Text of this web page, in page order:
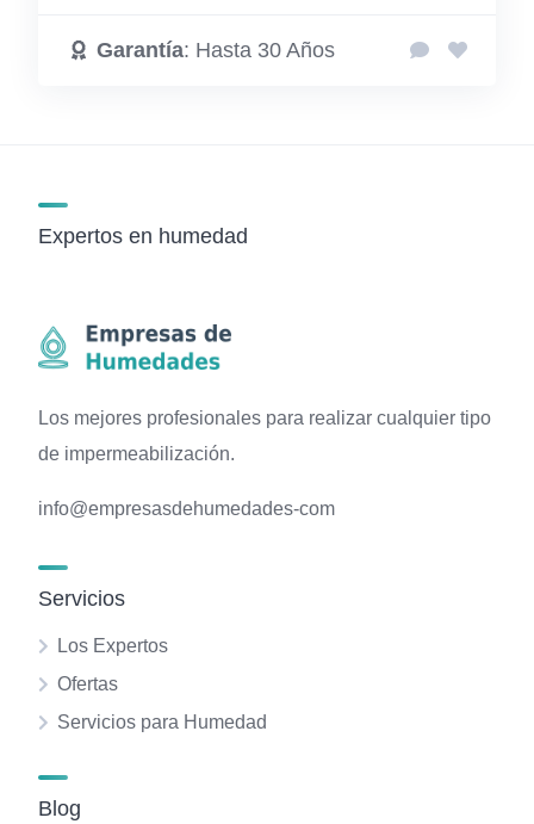
Garantía: Hasta 30 Años
Expertos en humedad
Los mejores profesionales para realizar cualquier tipo
de impermeabilización.
info@empresasdehumedades-com
Servicios
Los Expertos
Ofertas
Servicios para Humedad
Blog